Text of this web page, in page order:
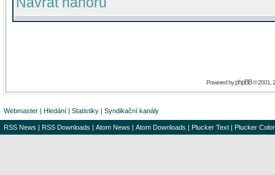
Powered byphpBB© 2001,
Webmaster | Hledání | Statistiky | Syndikační kanály
RSS News | RSS Downloads | Atom News | Atom Downloads | Plucker Text | Plucker Color